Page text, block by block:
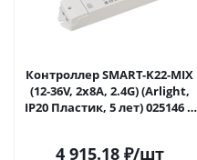
Контроллер SMART-K22-MIX
(12-36V, 2x8A, 2.4G) (Arlight,
IP20 Пластик, 5 лет) 025146 в
4 915.18₽/шт